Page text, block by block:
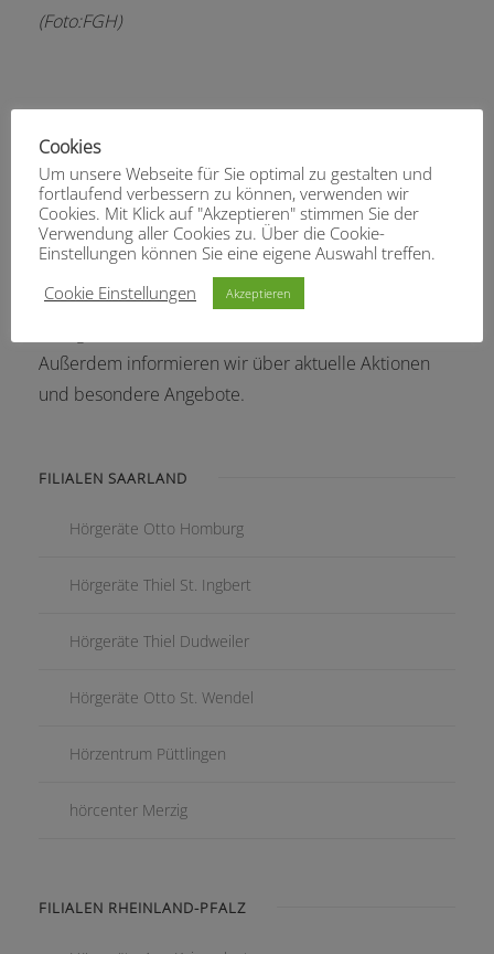
(Foto:FGH)
NEWS & BLOG
In regelmäßigen Abständen erfahren Sie hier alles
Wissenswerte zum Thema „besser hören“ und
Außerdem informieren wir über aktuelle Aktionen
und besondere Angebote.
FILIALEN SAARLAND
Hörgeräte Otto Homburg
Hörgeräte Thiel St. Ingbert
Hörgeräte Thiel Dudweiler
Hörgeräte Otto St. Wendel
Hörzentrum Püttlingen
hörcenter Merzig
FILIALEN RHEINLAND-PFALZ
Cookies
Um unsere Webseite für Sie optimal zu gestalten und
fortlaufend verbessern zu können, verwenden wir
Cookies. Mit Klick auf "Akzeptieren" stimmen Sie der
Verwendung aller Cookies zu. Über die Cookie-
Einstellungen können Sie eine eigene Auswahl treffen.
Cookie Einstellungen
Akzeptieren